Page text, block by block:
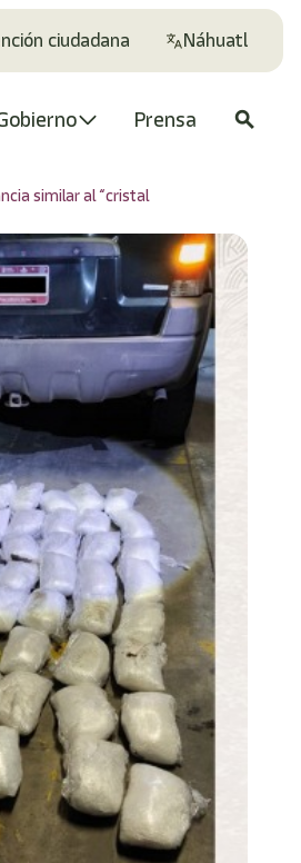
ciudadana Náhuatl
Prensa search
similar al “cristal